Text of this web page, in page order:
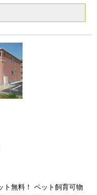
ト無料！ ペット飼育可物